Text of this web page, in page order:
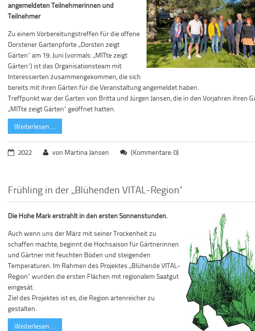
angemeldeten Teilnehmerinnen und
Teilnehmer
Zu einem Vorbereitungstreffen für die offene
Dorstener Gartenpforte „Dorsten zeigt
Gärten“ am 19. Juni (vormals: „MITte zeigt
Gärten“) ist das Organisationsteam mit
Interessierten zusammengekommen, die sich
bereits mit ihren Gärten für die Veranstaltung angemeldet haben.
Treffpunkt war der Garten von Britta und Jürgen Jansen, die in den Vorjahren ihren
„MITte zeigt Gärten“ geöffnet hatten.
Weiterlesen …
2022 von Martina Jansen (Kommentare: 0)
Frühling in der „Blühenden VITAL-Region“
Die Hohe Mark erstrahlt in den ersten Sonnenstunden.
Auch wenn uns der März mit seiner Trockenheit zu
schaffen machte, beginnt die Hochsaison für Gärtnerinnen
und Gärtner mit feuchten Böden und steigenden
Temperaturen. Im Rahmen des Projektes „Blühende VITAL-
Region“ wurden die ersten Flächen mit regionalem Saatgut
eingesät.
Ziel des Projektes ist es, die Region artenreicher zu
gestalten.
Weiterlesen …